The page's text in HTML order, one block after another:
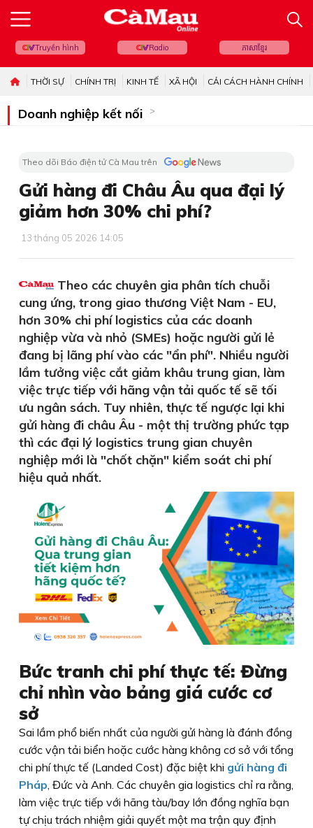
Truyền hình Radio ភាសាខ្មែរ
THỜI SỰ CHÍNH TRỊ KINH TẾ XÃ HỘI CẢI CÁCH HÀNH CHÍNH
Doanh nghiệp kết nối
Theo dõi Báo điện tử Cà Mau trên
Gửi hàng đi Châu Âu qua đại lý
giảm hơn 30% chi phí?
13 tháng 05 2026 14:05
Theo các chuyên gia phân tích chuỗi
cung ứng, trong giao thương Việt Nam - EU,
hơn 30% chi phí logistics của các doanh
nghiệp vừa và nhỏ (SMEs) hoặc người gửi lẻ
đang bị lãng phí vào các "ẩn phí". Nhiều người
lầm tưởng việc cắt giảm khâu trung gian, làm
việc trực tiếp với hãng vận tải quốc tế sẽ tối
ưu ngân sách. Tuy nhiên, thực tế ngược lại khi
gửi hàng đi châu Âu - một thị trường phức tạp
thì các đại lý logistics trung gian chuyên
nghiệp mới là "chốt chặn" kiểm soát chi phí
hiệu quả nhất.
Bức tranh chi phí thực tế: Đừng
chỉ nhìn vào bảng giá cước cơ
sở
Sai lầm phổ biến nhất của người gửi hàng là đánh đồng
cước vận tải biển hoặc cước hàng không cơ sở với tổng
chi phí thực tế (Landed Cost) đặc biệt khi gửi hàng đi
Pháp, Đức và Anh. Các chuyên gia logistics chỉ ra rằng,
làm việc trực tiếp với hãng tàu/bay lớn đồng nghĩa bạn
tự chịu trách nhiệm giải quyết một ma trận quy định